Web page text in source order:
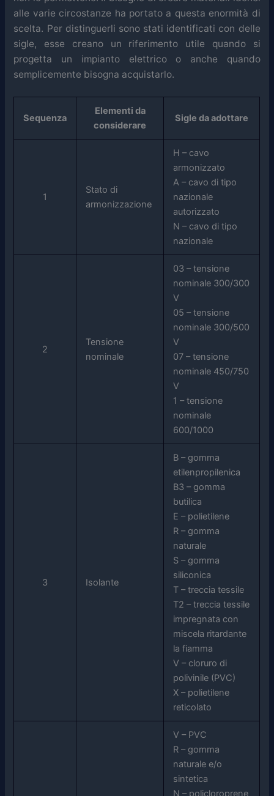
alle varie circostanze ha portato a questa enormità di
scelta. Per distinguerli sono stati identificati con delle
sigle, esse creano un riferimento utile quando si
progetta un impianto elettrico o anche quando
semplicemente bisogna acquistarlo.
Sequenza
Elementi da
considerare
Sigle da adottare
1
Stato di
armonizzazione
H – cavo
armonizzato
A – cavo di tipo
nazionale
autorizzato
N – cavo di tipo
nazionale
2
Tensione
nominale
03 – tensione
nominale 300/300
V
05 – tensione
nominale 300/500
V
07 – tensione
nominale 450/750
V
1 – tensione
nominale
600/1000
3 Isolante
B – gomma
etilenpropilenica
B3 – gomma
butilica
E – polietilene
R – gomma
naturale
S – gomma
siliconica
T – treccia tessile
T2 – treccia tessile
impregnata con
miscela ritardante
la fiamma
V – cloruro di
polivinile (PVC)
X – polietilene
reticolato
V – PVC
R – gomma
naturale e/o
sintetica
N – policloroprene